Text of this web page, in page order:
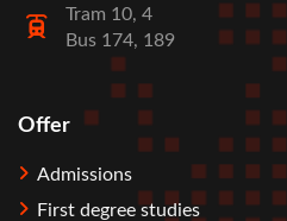
Tram 10, 4
Bus 174, 189
Stopka
Offer
Admissions
First degree studies